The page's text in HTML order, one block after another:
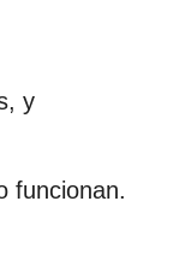
y
funcionan.